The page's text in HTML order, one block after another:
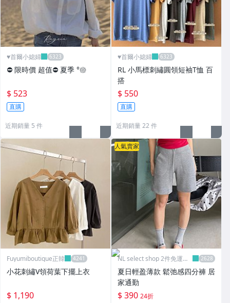
♥️首爾小媳婦
⛔️ 限時價 超值⛔️ 夏季 °𑁍
$ 523
直購
近期銷量 5 件
♥️首爾小媳婦
RL 小馬標刺繡圓領短袖T恤 百
搭
$ 550
直購
近期銷量 22 件
Fuyumiboutique正韓
小花刺繡V領荷葉下擺上衣
$ 1,190
人氣賣家
NL select shop 2件免運可
夏日輕盈薄款 鬆弛感四分褲 居
家通勤
$ 390 24折